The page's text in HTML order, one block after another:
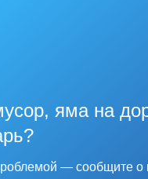
яма на
— сообщите о